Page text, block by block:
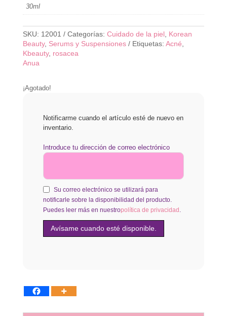
30ml
SKU: 12001 Categorías: Cuidado de la piel, Korean
Beauty, Serums y Suspensiones Etiquetas: Acné
Kbeauty, rosacea
Anua
¡Agotado!
Notificarme cuando el artículo esté de nuevo en
inventario.
Introduce tu dirección de correo electrónico
Su correo electrónico se utilizará para
notificarle sobre la disponibilidad del producto.
Puedes leer más en nuestropolítica de privacidad.